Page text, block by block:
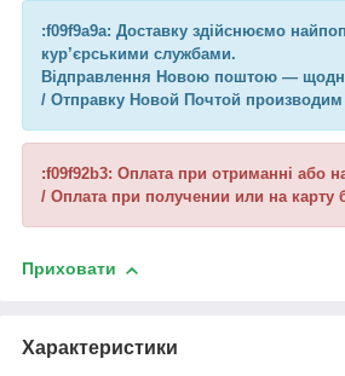
:f09f9a9a: Доставку здійснюємо
кур’єрськими службами.
Відправлення Новою поштою —
/ Отправку Новой Почтой
:f09f92b3: Оплата при отриманні або
/ Оплата при получении или на карту
Приховати
Характеристики